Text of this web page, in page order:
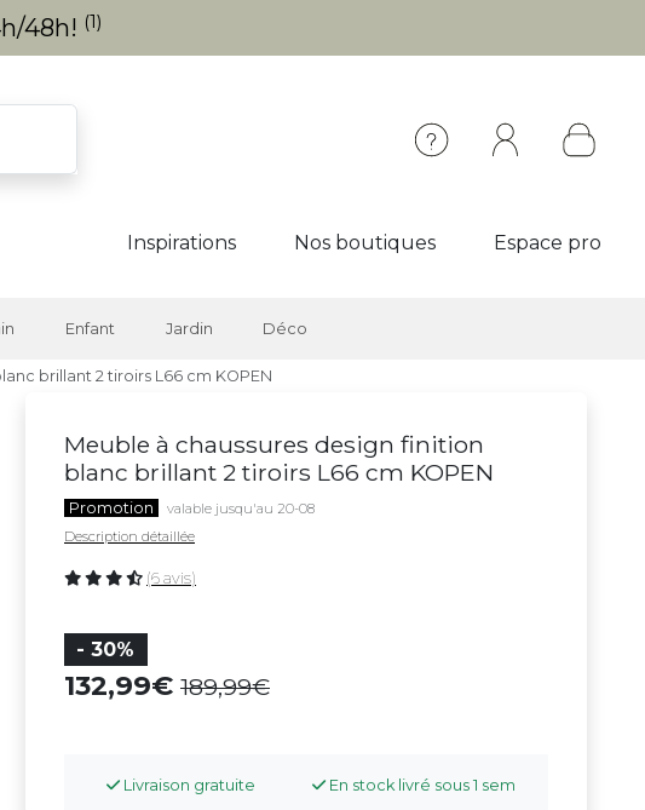
48h! (1)
Inspirations Nos boutiques Espace pro
Enfant Jardin Déco
brillant 2 tiroirs L66 cm KOPEN
Meuble à chaussures design finition
blanc brillant 2 tiroirs L66 cm KOPEN
Promotion
valable jusqu'au 20-08
Description détaillée
(6 avis)
- 30%
132,99 189,99
Livraison gratuite En stock livré sous 1 sem